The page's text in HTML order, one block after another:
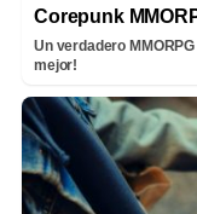
Corepunk
Un verdadero
mejor!